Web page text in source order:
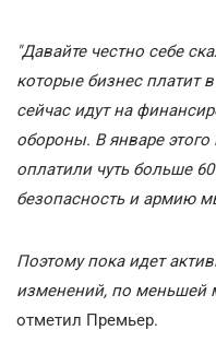
"Давайте честно себе
которые бизнес платит
сейчас идут на
обороны. В январе этого
оплатили чуть больше
безопасность и армию
Поэтому пока идет
изменений, по меньшей
отметил Премьер.